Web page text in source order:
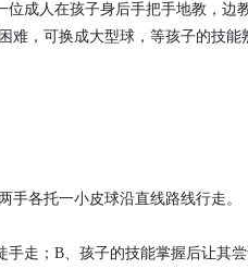
位成人在孩子身后手把手地教，
难，可换成大型球，等孩子的技能
手各托一小皮球沿直线路线行走。
手走；B、孩子的技能掌握后让其